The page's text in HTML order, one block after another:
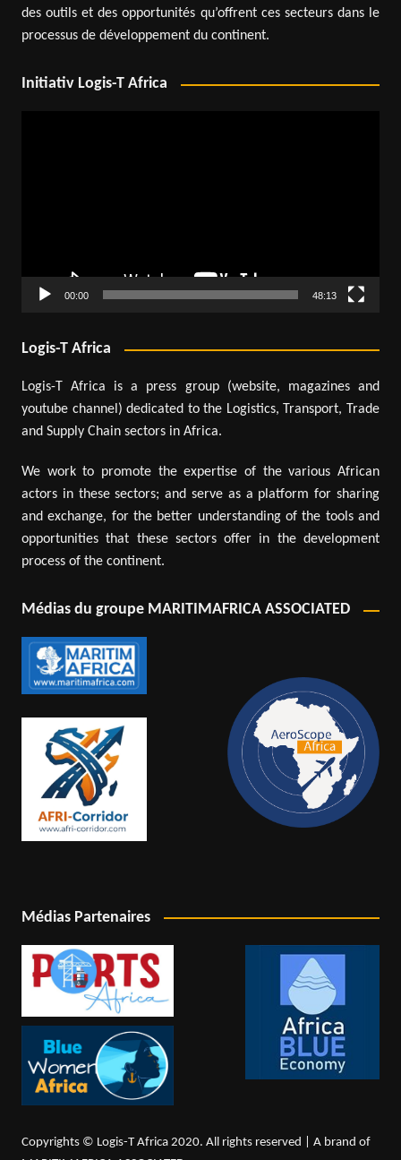
des outils et des opportunités qu’offrent ces secteurs dans le
processus de développement du continent.
Initiativ Logis-T Africa
00:00 48:13
Logis-T Africa
Logis-T Africa is a press group (website, magazines and
youtube channel) dedicated to the Logistics, Transport, Trade
and Supply Chain sectors in Africa.
We work to promote the expertise of the various African
actors in these sectors; and serve as a platform for sharing
and exchange, for the better understanding of the tools and
opportunities that these sectors offer in the development
process of the continent.
Médias du groupe MARITIMAFRICA ASSOCIATED
Médias Partenaires
Copyrights © Logis-T Africa 2020. All rights reserved | A brand of